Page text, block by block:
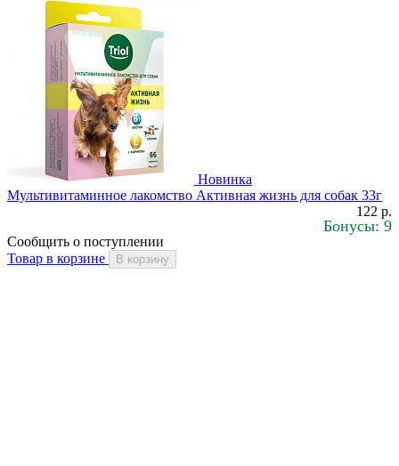
Новинка
Мультивитаминное лакомство Активная жизнь для собак 33г
122 р.
Бонусы: 9
Сообщить о поступлении
Товар в корзине
В корзину